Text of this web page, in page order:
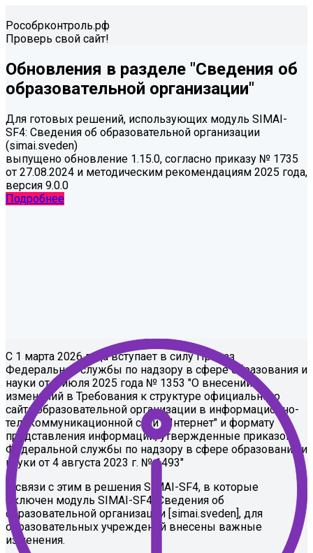
Рособрконтроль.рф
Проверь свой сайт!
Обновления в разделе "Сведения об
образовательной организации"
Для готовых решений, использующих модуль SIMAI-
SF4: Сведения об образовательной организации
(simai.sveden)
выпущено обновление 1.15.0, согласно приказу № 1735
от 27.08.2024 и методическим рекомендациям 2025 года,
версия 9.0.0
Подробнее
С 1 марта 2026 года вступает в силу Приказ
Федеральной службы по надзору в сфере образования и
науки от 3 июля 2025 года № 1353 "О внесении
изменений в Требования к структуре официального
сайта образовательной организации в информационно-
телекоммуникационной сети "Интернет" и формату
представления информации, утвержденные приказом
Федеральной службы по надзору в сфере образования и
науки от 4 августа 2023 г. № 1493"
В связи с этим в решения SIMAI-SF4, в которые
включен модуль SIMAI-SF4: Сведения об
образовательной организации [simai.sveden], для
образовательных учреждений внесены важные
изменения.